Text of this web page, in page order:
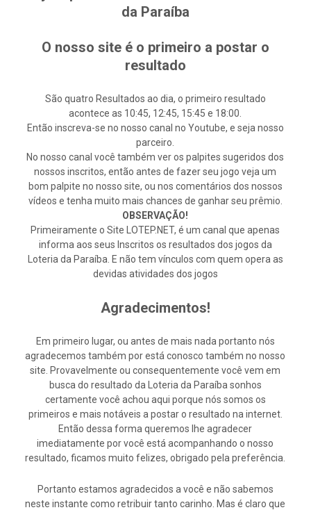
da Paraíba
O nosso site é o primeiro a postar o
resultado
São quatro Resultados ao dia, o primeiro resultado
acontece as 10:45, 12:45, 15:45 e 18:00.
Então inscreva-se no nosso canal no Youtube, e seja nosso
parceiro.
No nosso canal você também ver os palpites sugeridos dos
nossos inscritos, então antes de fazer seu jogo veja um
bom palpite no nosso site, ou nos comentários dos nossos
vídeos e tenha muito mais chances de ganhar seu prêmio.
OBSERVAÇÃO!
Primeiramente o Site LOTEP.NET, é um canal que apenas
informa aos seus Inscritos os resultados dos jogos da
Loteria da Paraíba. E não tem vínculos com quem opera as
devidas atividades dos jogos
Agradecimentos!
Em primeiro lugar, ou antes de mais nada portanto nós
agradecemos também por está conosco também no nosso
site. Provavelmente ou consequentemente você vem em
busca do resultado da Loteria da Paraíba sonhos
certamente você achou aqui porque nós somos os
primeiros e mais notáveis a postar o resultado na internet.
Então dessa forma queremos lhe agradecer
imediatamente por você está acompanhando o nosso
resultado, ficamos muito felizes, obrigado pela preferência.
Portanto estamos agradecidos a você e não sabemos
neste instante como retribuir tanto carinho. Mas é claro que